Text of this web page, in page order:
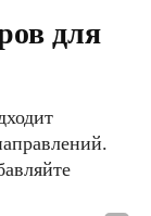
для